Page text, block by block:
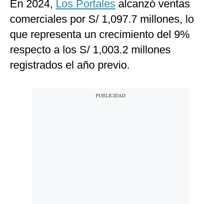
En 2024, Los Portales alcanzó ventas
comerciales por S/ 1,097.7 millones, lo
que representa un crecimiento del 9%
respecto a los S/ 1,003.2 millones
registrados el año previo.